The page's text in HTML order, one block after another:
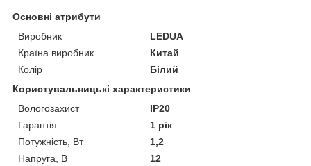
Основні атрибути
Виробник
LEDUA
Країна виробник
Китай
Колір
Білий
Користувальницькі характеристики
Вологозахист
IP20
Гарантія
1 рік
Потужність, Вт
1,2
Напруга, В
12